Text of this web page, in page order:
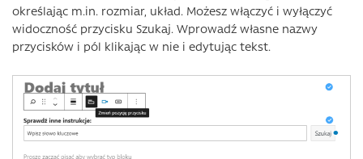
określając m.in. rozmiar, układ. Możesz włączyć i wyłączyć
widoczność przycisku Szukaj. Wprowadź własne nazwy
przycisków i pól klikając w nie i edytując tekst.